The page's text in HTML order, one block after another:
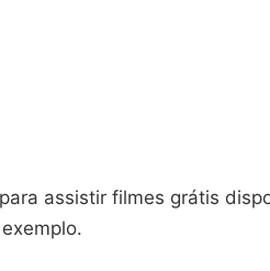
assistir filmes grátis